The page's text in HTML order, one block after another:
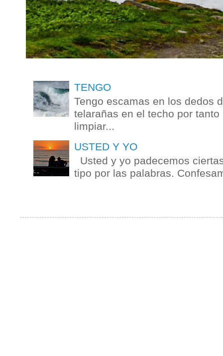
TENGO
Tengo escamas en los dedos
telarañas en el techo por
limpiar...
USTED Y YO
Usted y yo padecemos
tipo por las palabras.